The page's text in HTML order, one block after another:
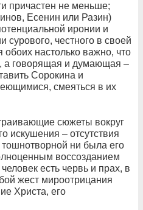
причастен не меньше;
Есенин или Разин)
иронии и
сурового, честного в своей
обоих настолько важно, что
а говорящая и думающая –
Сорокина и
смеяться в их
сюжеты вокруг
искушения – отсутствия
ни была его
воссозданием
есть червь и прах, в
жест мироотрицания
Христа, его